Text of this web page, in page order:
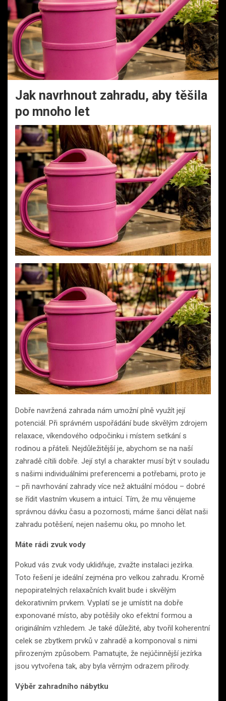
Jak navrhnout zahradu, aby těšila
po mnoho let
Dobře navržená zahrada nám umožní plně využít její
potenciál. Při správném uspořádání bude skvělým zdrojem
relaxace, víkendového odpočinku i místem setkání s
rodinou a přáteli. Nejdůležitější je, abychom se na naší
zahradě cítili dobře. Její styl a charakter musí být v souladu
s našimi individuálními preferencemi a potřebami, proto je
– při navrhování zahrady více než aktuální módou – dobré
se řídit vlastním vkusem a intuicí. Tím, že mu věnujeme
správnou dávku času a pozornosti, máme šanci dělat naši
zahradu potěšení, nejen našemu oku, po mnoho let.
Máte rádi zvuk vody
Pokud vás zvuk vody uklidňuje, zvažte instalaci jezírka.
Toto řešení je ideální zejména pro velkou zahradu. Kromě
nepopiratelných relaxačních kvalit bude i skvělým
dekorativním prvkem. Vyplatí se je umístit na dobře
exponované místo, aby potěšily oko efektní formou a
originálním vzhledem. Je také důležité, aby tvořil koherentní
celek se zbytkem prvků v zahradě a komponoval s nimi
přirozeným způsobem. Pamatujte, že nejúčinnější jezírka
jsou vytvořena tak, aby byla věrným odrazem přírody.
Výběr zahradního nábytku